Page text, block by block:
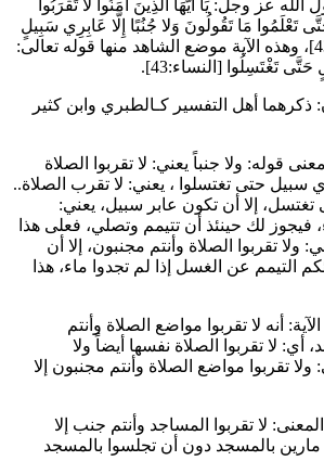
الله عز وجل:يَا أَيُّهَا الَّذِينَ آمَنُوا لا تَقْرَبُوا
تَعْلَمُوا مَا تَقُولُونَ وَلا جُنُبًا إِلَّا عَابِرِي سَبِيلٍ
حَتَّى تَغْتَسِلُوا [النساء:43].
ذكرهما أهل التفسير كـالطبري و ابن كثير
معنى قوله: ولا جنباً يعني: لا تقربوا الصلاة
سبيل حتى تغتسلوا ، يعني: لا تقرب الصلاة..
إلا أن تكون عابر سبيل، يعني:
لك حينئذ أن تتيمم وتصلي، فعلى هذا
ولا تقربوا الصلاة وأنتم مجنبون، إلا أن
التيمم عن الغسل إذا لم تجدوا ماء، هذا
أنه لا تقربوا مواضع الصلاة وأنتم
لا تقربوا الصلاة نفسها أيضاً ولا
ولا تقربوا مواضع الصلاة وأنتم مجنبون إلا
لا تقربوا المساجد وأنتم جنب إلا
مارين بالمسجد دون أن تجلسوا بالمسجد